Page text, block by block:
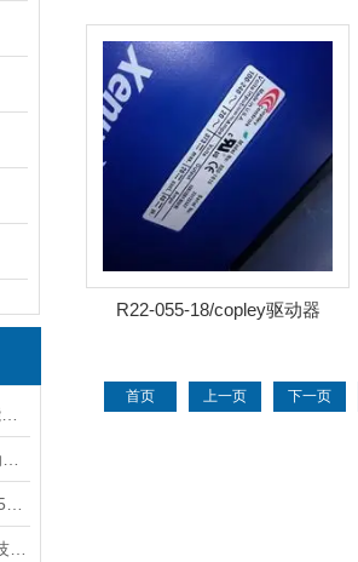
R22-055-18/copley驱动器
首页 上一页 下一页